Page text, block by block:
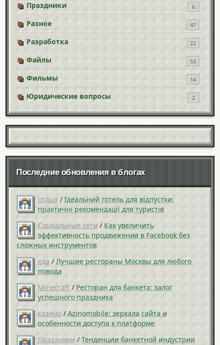
Праздники
6
Разное 47
Разработка 22
Файлы 53
Фильмы 14
Юридические вопросы 2
Последние обновления в блогах
отдых / Ідеальний готель для відпустки:
практичні рекомендації для туристів
Социальные сети / Как увеличить
эффективность продвижения в Facebook без
сложных инструментов
еда / Лучшие рестораны Москвы для любого
повода
Minecraft / Ресторан для банкета: залог
успешного праздника
казино / Azinomobile: зеркала сайта и
особенности доступа к платформе
Праздники / Тенденции банкетной индустрии